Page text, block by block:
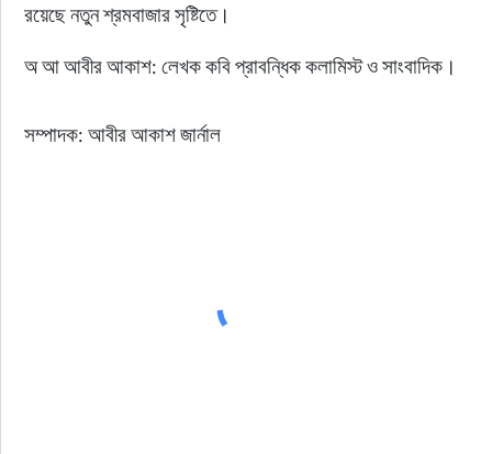
রয়েছে নতুন শ্রমবাজার সৃষ্টিতে।
অ আ আবীর আকাশ: লেখক কবি প্রাবন্ধিক কলামিস্ট ও সাংবাদিক।
সম্পাদক: আবীর আকাশ জার্নাল